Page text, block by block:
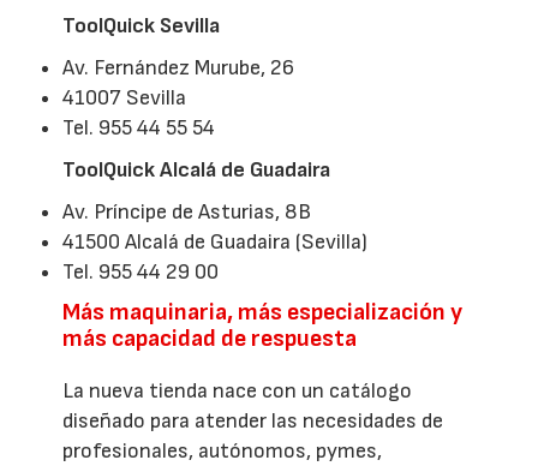
ToolQuick Sevilla
Av. Fernández Murube, 26
41007 Sevilla
Tel. 955 44 55 54
ToolQuick Alcalá de Guadaira
Av. Príncipe de Asturias, 8B
41500 Alcalá de Guadaira (Sevilla)
Tel. 955 44 29 00
Más maquinaria, más especialización y
más capacidad de respuesta
La nueva tienda nace con un catálogo
diseñado para atender las necesidades de
profesionales, autónomos, pymes,